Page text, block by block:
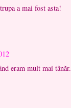
a mai fost asta!
eram mult mai tânăr.